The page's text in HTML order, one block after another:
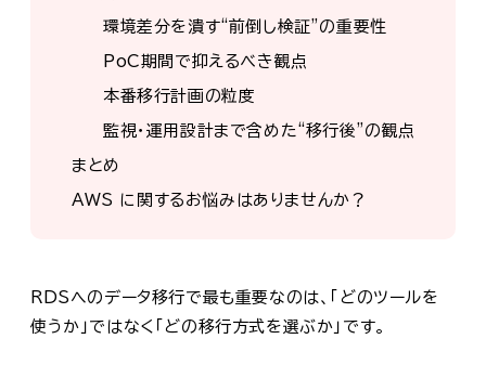
環境差分を潰す“前倒し検証”の重要性
PoC期間で抑えるべき観点
本番移行計画の粒度
監視・運用設計まで含めた“移行後”の観点
まとめ
AWS に関するお悩みはありませんか？
RDSへのデータ移行で最も重要なのは、「どのツールを
使うか」ではなく「どの移行方式を選ぶか」です。